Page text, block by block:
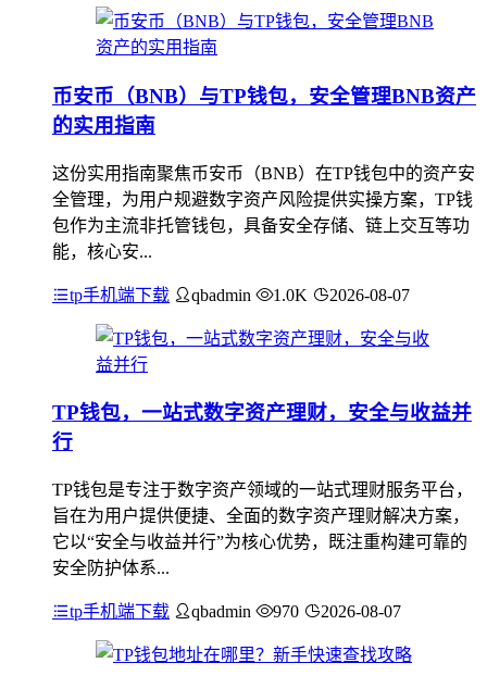
币安币（BNB）与TP钱包，安全管理BNB资产
的实用指南
这份实用指南聚焦币安币（BNB）在TP钱包中的资产安
全管理，为用户规避数字资产风险提供实操方案，TP钱
包作为主流非托管钱包，具备安全存储、链上交互等功
能，核心安...
tp手机端下载 qbadmin 1.0K 2026-08-07
TP钱包，一站式数字资产理财，安全与收益并
行
TP钱包是专注于数字资产领域的一站式理财服务平台，
旨在为用户提供便捷、全面的数字资产理财解决方案，
它以“安全与收益并行”为核心优势，既注重构建可靠的
安全防护体系...
tp手机端下载 qbadmin 970 2026-08-07